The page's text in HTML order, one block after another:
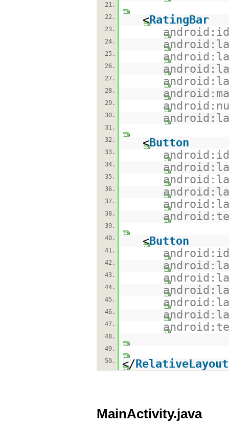
21.
22.
<RatingBar
23. android:id
24.
25.
26.
27.
28.
29.
30.
31.
32.
<Button
33. android:id
34.
35.
36.
37.
38.
39.
40.
<Button
41. android:id
42.
43.
44.
45.
46.
47.
48.
49.
50.
</RelativeLayout
MainActivity.java